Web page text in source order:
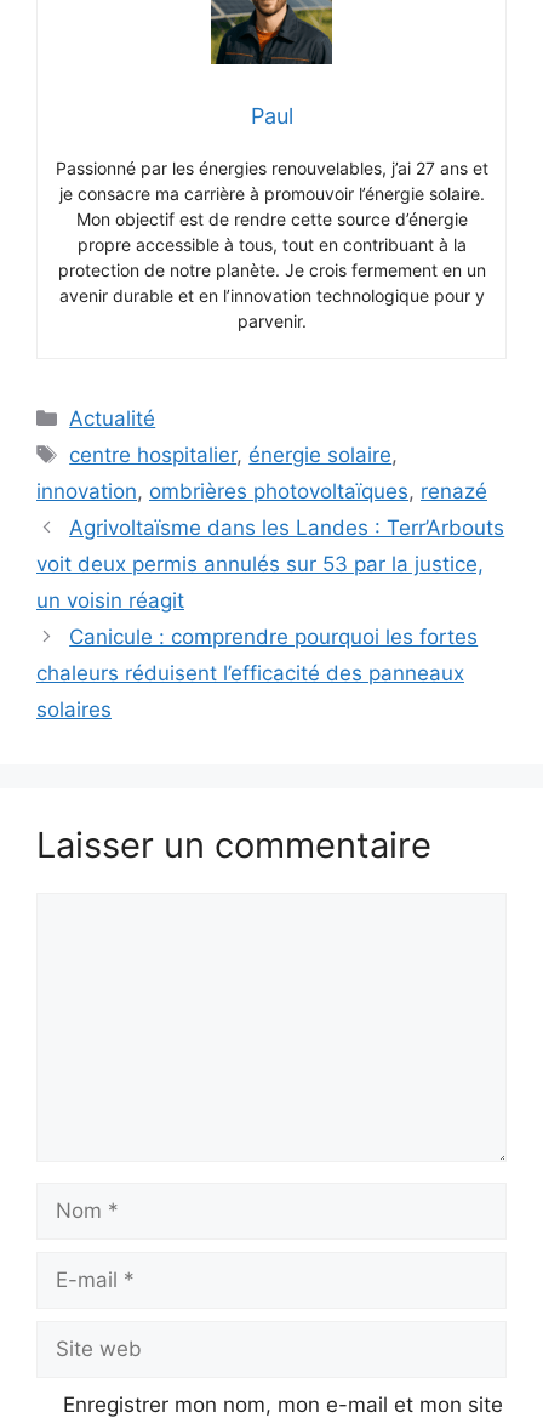
Paul
Passionné par les énergies renouvelables, j’ai 27 ans et
je consacre ma carrière à promouvoir l’énergie solaire.
Mon objectif est de rendre cette source d’énergie
propre accessible à tous, tout en contribuant à la
protection de notre planète. Je crois fermement en un
avenir durable et en l’innovation technologique pour y
parvenir.
Catégories
Actualité
Étiquettes
centre hospitalier, énergie solaire,
innovation, ombrières photovoltaïques, renazé
Agrivoltaïsme dans les Landes : Terr’Arbouts
voit deux permis annulés sur 53 par la justice,
un voisin réagit
Canicule : comprendre pourquoi les fortes
chaleurs réduisent l’efficacité des panneaux
solaires
Laisser un commentaire
mail
web
Enregistrer mon nom, mon e-mail et mon site